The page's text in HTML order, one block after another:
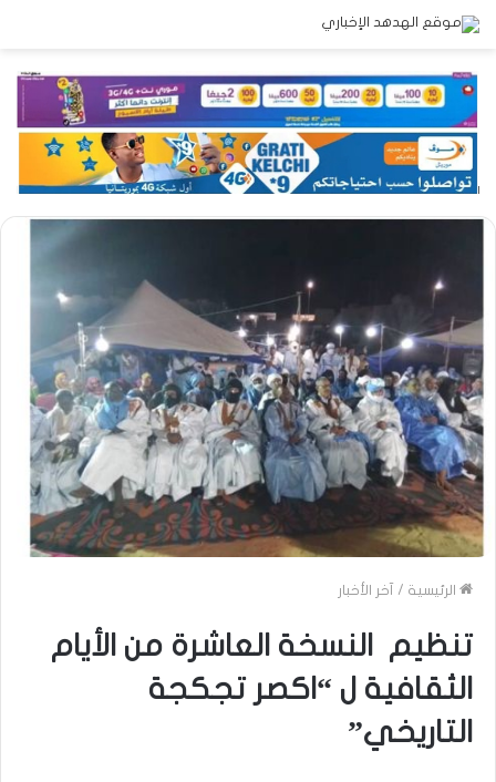
الرئيسية / آخر الأخبار
تنظيم النسخة العاشرة من الأيام
الثقافية ل “اكصر تجكجة
التاريخي”